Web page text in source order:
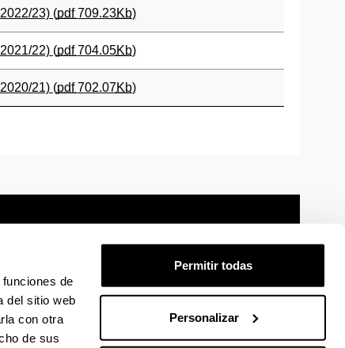
de
del sitio web
con otra
de sus
Permitir todas
Personalizar
23) (pdf709.23Kb)
22) (pdf704.05Kb)
21) (pdf702.07Kb)
legal Mapa Ayuda Contacto
Facebook
La EHU en LinkedinLa EHU en InstagramLa EHU en YoutubeLa EHU en VimeoLa EHU en Flickr